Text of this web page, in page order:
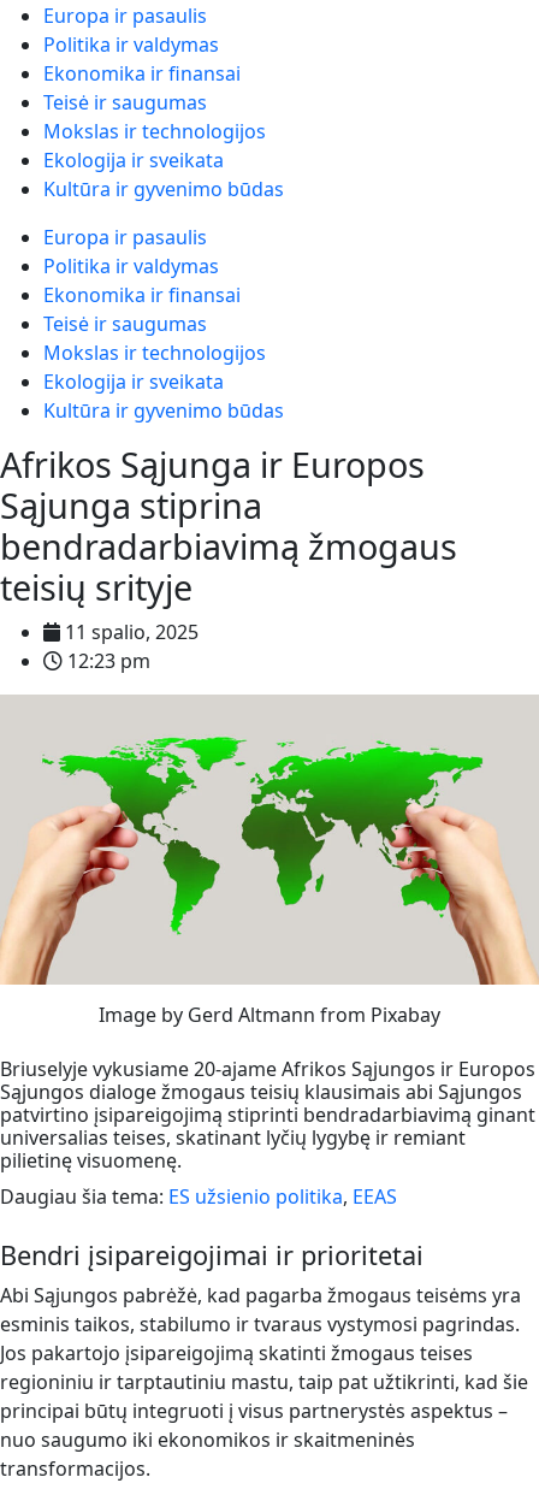
Europa ir pasaulis
Politika ir valdymas
Ekonomika ir finansai
Teisė ir saugumas
Mokslas ir technologijos
Ekologija ir sveikata
Kultūra ir gyvenimo būdas
Europa ir pasaulis
Politika ir valdymas
Ekonomika ir finansai
Teisė ir saugumas
Mokslas ir technologijos
Ekologija ir sveikata
Kultūra ir gyvenimo būdas
Afrikos Sąjunga ir Europos
Sąjunga stiprina
bendradarbiavimą žmogaus
teisių srityje
11 spalio, 2025
12:23 pm
Image by Gerd Altmann from Pixabay
Briuselyje vykusiame 20-ajame Afrikos Sąjungos ir Europos
Sąjungos dialoge žmogaus teisių klausimais abi Sąjungos
patvirtino įsipareigojimą stiprinti bendradarbiavimą ginant
universalias teises, skatinant lyčių lygybę ir remiant
pilietinę visuomenę.
Daugiau šia tema: ES užsienio politika, EEAS
Bendri įsipareigojimai ir prioritetai
Abi Sąjungos pabrėžė, kad pagarba žmogaus teisėms yra
esminis taikos, stabilumo ir tvaraus vystymosi pagrindas.
Jos pakartojo įsipareigojimą skatinti žmogaus teises
regioniniu ir tarptautiniu mastu, taip pat užtikrinti, kad šie
principai būtų integruoti į visus partnerystės aspektus –
nuo saugumo iki ekonomikos ir skaitmeninės
transformacijos.